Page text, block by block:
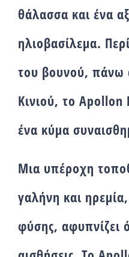
θάλασσα και ένα
ηλιοβασίλεμα.
του βουνού, πάνω
Κινιού, το Apollon
ένα κύμα
Μια υπέροχη
γαλήνη και
φύσης, αφυπνίζει